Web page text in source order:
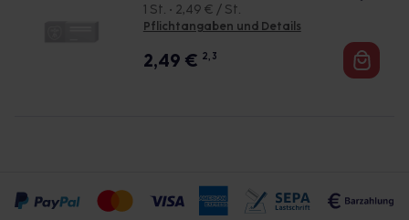
1 St. • 2,49 € / St.
Pflichtangaben und Details
2,49 € 2, 3